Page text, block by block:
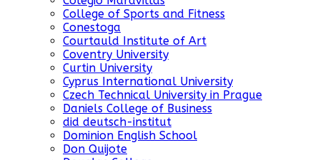
College of Sports and Fitness
Conestoga
Courtauld Institute of Art
Coventry University
Curtin University
Cyprus International University
Czech Technical University in Prague
Daniels College of Business
did deutsch-institut
Dominion English School
Don Quijote